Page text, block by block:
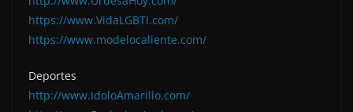
https://www.VidaLGBTI.com/
https://www.modelocaliente.com/
Deportes
http://www.IdoloAmarillo.com/